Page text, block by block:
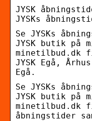
JYSK
JYSKs
Se JYSKs
JYSK butik på
minetilbud.dk
JYSK Egå,
Egå.
Se JYSKs
JYSK butik på
minetilbud.dk
åbningstider